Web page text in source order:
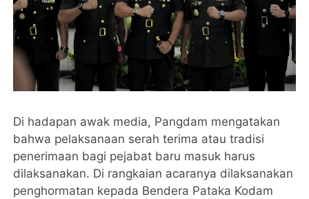
Di hadapan awak media, Pangdam mengatakan
bahwa pelaksanaan serah terima atau tradisi
penerimaan bagi pejabat baru masuk harus
dilaksanakan. Di rangkaian acaranya dilaksanakan
penghormatan kepada Bendera Pataka Kodam